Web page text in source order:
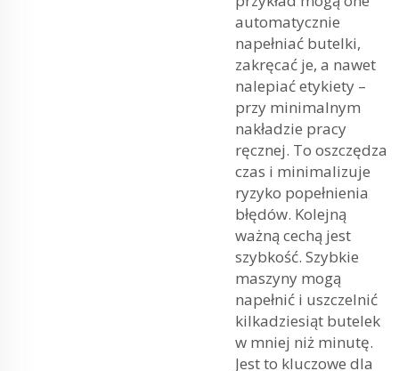
automatycznie
napełniać butelki,
zakręcać je, a nawet
nalepiać etykiety –
przy minimalnym
nakładzie pracy
ręcznej. To oszczędza
czas i minimalizuje
ryzyko popełnienia
błędów. Kolejną
ważną cechą jest
szybkość. Szybkie
maszyny mogą
napełnić i uszczelnić
kilkadziesiąt butelek
w mniej niż minutę.
Jest to kluczowe dla